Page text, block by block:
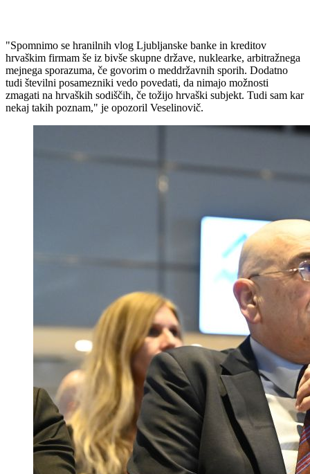
"Spomnimo se hranilnih vlog Ljubljanske banke in kreditov
hrvaškim firmam še iz bivše skupne države, nuklearke, arbitražnega
mejnega sporazuma, če govorim o meddržavnih sporih. Dodatno
tudi številni posamezniki vedo povedati, da nimajo možnosti
zmagati na hrvaških sodiščih, če tožijo hrvaški subjekt. Tudi sam kar
nekaj takih poznam," je opozoril Veselinovič.